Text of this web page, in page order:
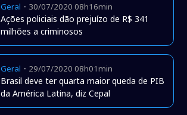
Geral - 30/07/2020 08h16min
Ações policiais dão prejuízo de R$ 341
milhões a criminosos
Geral - 29/07/2020 08h01min
Brasil deve ter quarta maior queda de PIB
da América Latina, diz Cepal